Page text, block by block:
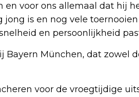
en voor ons allemaal dat hij
is en nog vele
en persoonlijkheid
Bayern München, dat zowel
voor de vroegtijdige